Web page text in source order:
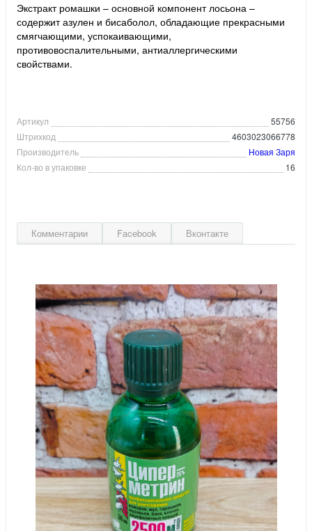
Экстракт ромашки – основной компонент лосьона –
содержит азулен и бисаболол, обладающие прекрасными
смягчающими, успокаивающими,
противовоспалительными, антиаллергическими
свойствами.
Артикул
55756
Штрихкод
4603023066778
Производитель
Новая Заря
Кол-во в упаковке
16
Комментарии Facebook Вконтакте